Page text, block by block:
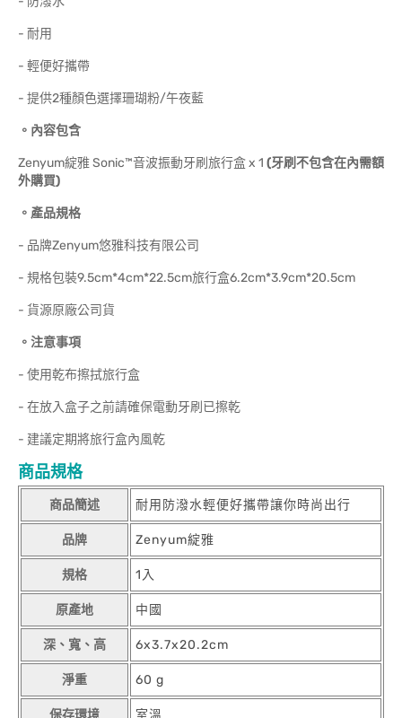
- 耐用
- 輕便好攜帶
- 提供2種顏色選擇珊瑚粉/午夜藍
。內容包含
Zenyum綻雅 Sonic™音波振動牙刷旅行盒 x 1 (牙刷不包含在內需額
外購買)
。產品規格
- 品牌Zenyum悠雅科技有限公司
- 規格包裝9.5cm*4cm*22.5cm旅行盒6.2cm*3.9cm*20.5cm
- 貨源原廠公司貨
。注意事項
- 使用乾布擦拭旅行盒
- 在放入盒子之前請確保電動牙刷已擦乾
- 建議定期將旅行盒內風乾
商品規格
商品簡述 耐用防潑水輕便好攜帶讓你時尚出行
品牌 Zenyum綻雅
規格 1入
原產地 中國
深、寬、高 6x3.7x20.2cm
淨重 60 g
保存環境 室溫